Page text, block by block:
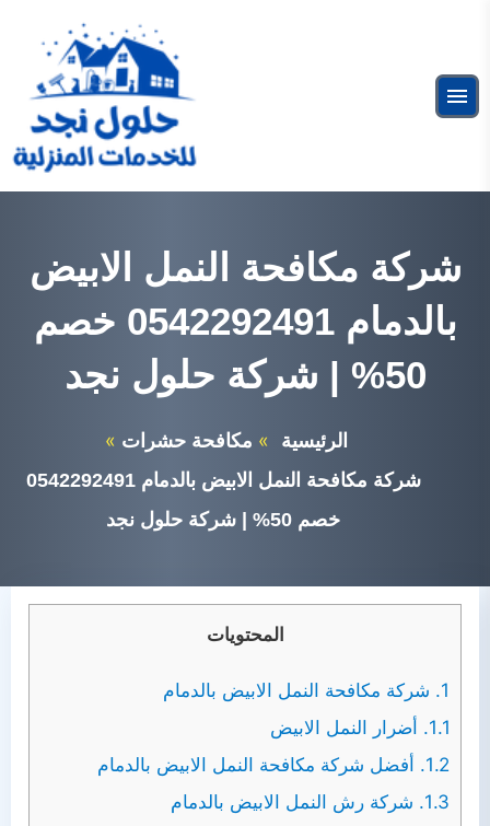
المحتوى
القائمة
البحث
شركة مكافحة النمل الابيض
بالدمام 0542292491 خصم
50% | شركة حلول نجد
الرئيسية
مكافحة حشرات
شركة مكافحة النمل الابيض بالدمام 0542292491
خصم 50% | شركة حلول نجد
المحتويات
1. شركة مكافحة النمل الابيض بالدمام
1.1. أضرار النمل الابيض
1.2. أفضل شركة مكافحة النمل الابيض بالدمام
1.3. شركة رش النمل الابيض بالدمام